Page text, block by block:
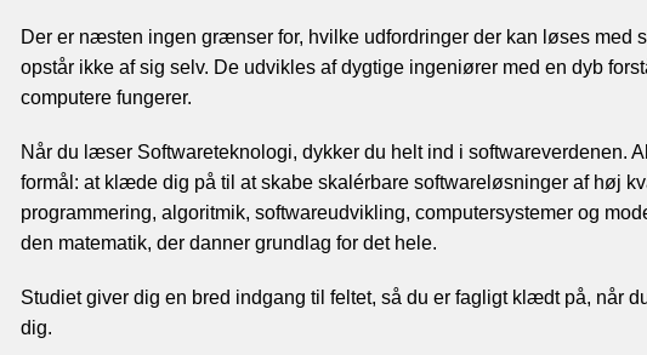
Der er næsten ingen grænser for, hvilke udfordringer der kan løses med
opstår ikke af sig selv. De udvikles af dygtige ingeniører med en dyb
computere fungerer.
Når du læser Softwareteknologi, dykker du helt ind i softwareverdenen.
formål: at klæde dig på til at skabe skalérbare softwareløsninger af høj
programmering, algoritmik, softwareudvikling, computersystemer og
den matematik, der danner grundlag for det hele.
Studiet giver dig en bred indgang til feltet, så du er fagligt klædt på, når
dig.